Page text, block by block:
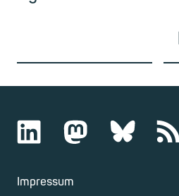
Impressum